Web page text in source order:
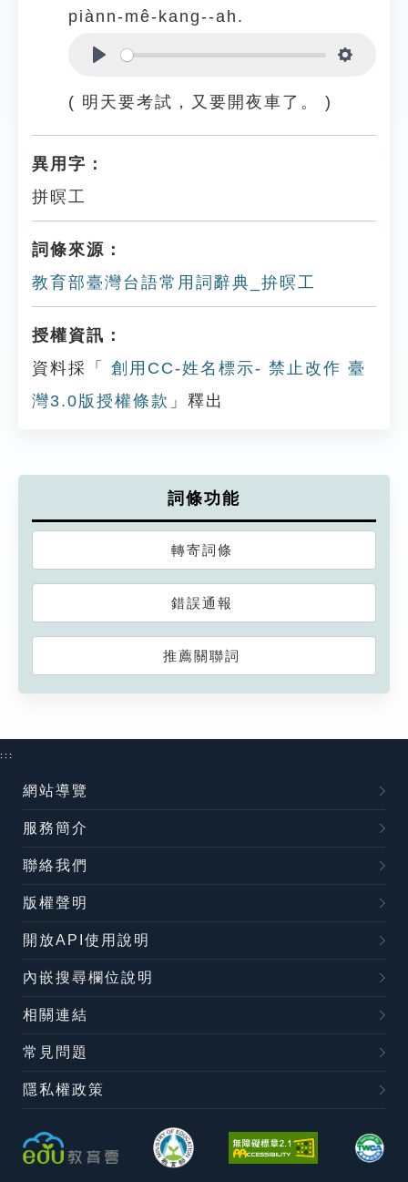
piànn-mê-kang--ah.
( 明天要考試，又要開夜車了。 )
異用字：
拼暝工
詞條來源：
教育部臺灣台語常用詞辭典_拚暝工
授權資訊：
資料採「
創用CC-姓名標示- 禁止改作 臺
灣3.0版授權條款 」釋出
詞條功能
轉寄詞條
錯誤通報
推薦關聯詞
:::
網站導覽
服務簡介
聯絡我們
版權聲明
開放API使用說明
內嵌搜尋欄位說明
相關連結
常見問題
隱私權政策